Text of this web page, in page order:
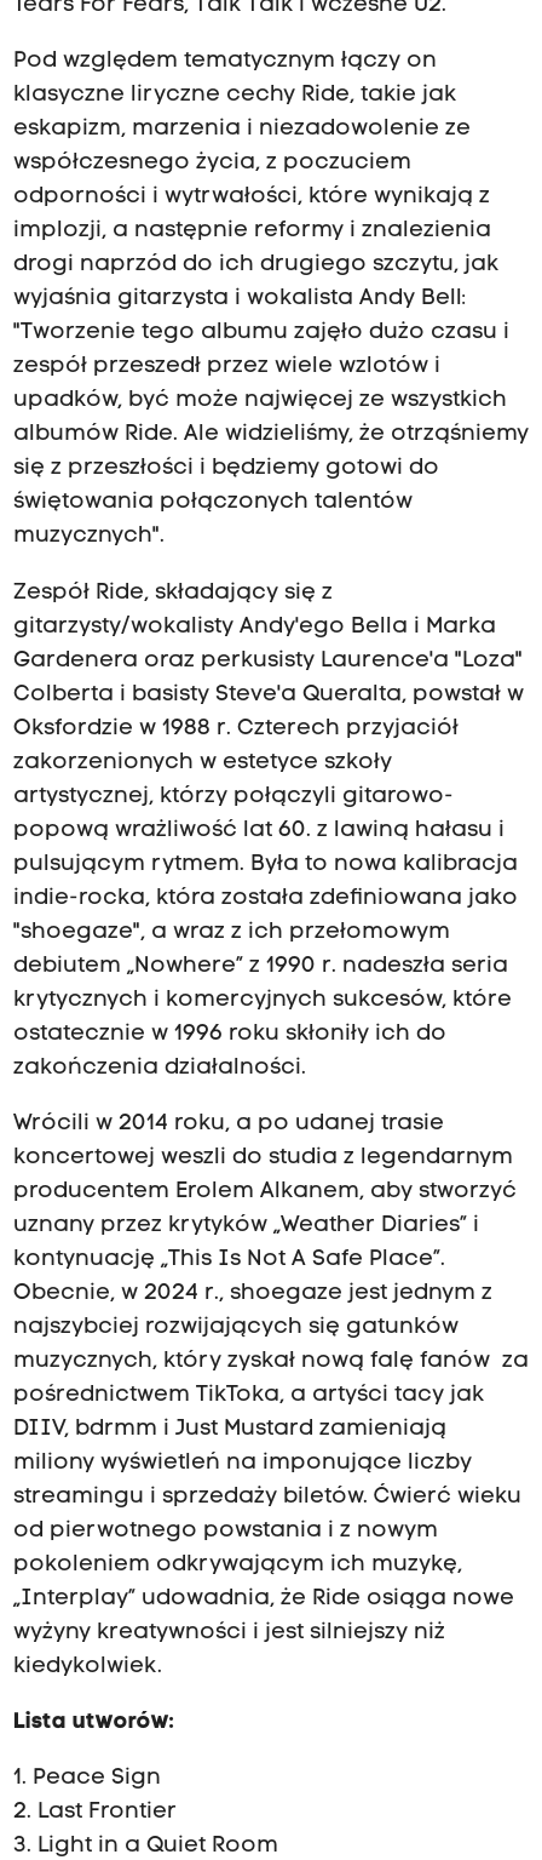
Tears For Fears, Talk Talk i wczesne U2.
Pod względem tematycznym łączy on
klasyczne liryczne cechy Ride, takie jak
eskapizm, marzenia i niezadowolenie ze
współczesnego życia, z poczuciem
odporności i wytrwałości, które wynikają z
implozji, a następnie reformy i znalezienia
drogi naprzód do ich drugiego szczytu, jak
wyjaśnia gitarzysta i wokalista Andy Bell:
"Tworzenie tego albumu zajęło dużo czasu i
zespół przeszedł przez wiele wzlotów i
upadków, być może najwięcej ze wszystkich
albumów Ride. Ale widzieliśmy, że otrząśniemy
się z przeszłości i będziemy gotowi do
świętowania połączonych talentów
muzycznych".
Zespół Ride, składający się z
gitarzysty/wokalisty Andy'ego Bella i Marka
Gardenera oraz perkusisty Laurence'a "Loza"
Colberta i basisty Steve'a Queralta, powstał w
Oksfordzie w 1988 r. Czterech przyjaciół
zakorzenionych w estetyce szkoły
artystycznej, którzy połączyli gitarowo-
popową wrażliwość lat 60. z lawiną hałasu i
pulsującym rytmem. Była to nowa kalibracja
indie-rocka, która została zdefiniowana jako
"shoegaze", a wraz z ich przełomowym
debiutem „Nowhere” z 1990 r. nadeszła seria
krytycznych i komercyjnych sukcesów, które
ostatecznie w 1996 roku skłoniły ich do
zakończenia działalności.
Wrócili w 2014 roku, a po udanej trasie
koncertowej weszli do studia z legendarnym
producentem Erolem Alkanem, aby stworzyć
uznany przez krytyków „Weather Diaries” i
kontynuację „This Is Not A Safe Place”.
Obecnie, w 2024 r., shoegaze jest jednym z
najszybciej rozwijających się gatunków
muzycznych, który zyskał nową falę fanów za
pośrednictwem TikToka, a artyści tacy jak
DIIV, bdrmm i Just Mustard zamieniają
miliony wyświetleń na imponujące liczby
streamingu i sprzedaży biletów. Ćwierć wieku
od pierwotnego powstania i z nowym
pokoleniem odkrywającym ich muzykę,
„Interplay” udowadnia, że Ride osiąga nowe
wyżyny kreatywności i jest silniejszy niż
kiedykolwiek.
Lista utworów:
1. Peace Sign
2. Last Frontier
3. Light in a Quiet Room